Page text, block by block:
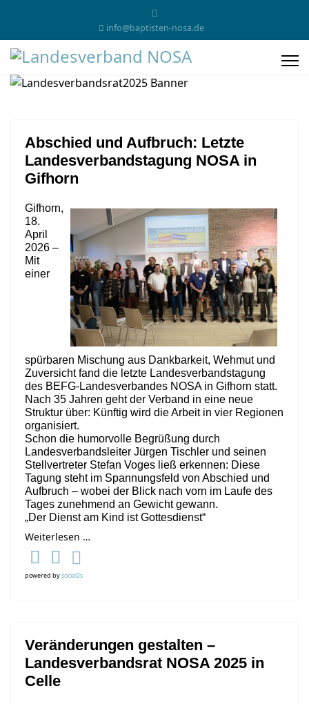
info@baptisten-nosa.de
Abschied und Aufbruch: Letzte
Landesverbandstagung NOSA in
Gifhorn
Gifhorn,
18.
April
2026 –
Mit
einer
spürbaren Mischung aus Dankbarkeit, Wehmut und
Zuversicht fand die letzte Landesverbandstagung
des BEFG-Landesverbandes NOSA in Gifhorn statt.
Nach 35 Jahren geht der Verband in eine neue
Struktur über: Künftig wird die Arbeit in vier Regionen
organisiert.
Schon die humorvolle Begrüßung durch
Landesverbandsleiter Jürgen Tischler und seinen
Stellvertreter Stefan Voges ließ erkennen: Diese
Tagung steht im Spannungsfeld von Abschied und
Aufbruch – wobei der Blick nach vorn im Laufe des
Tages zunehmend an Gewicht gewann.
„Der Dienst am Kind ist Gottesdienst“
Weiterlesen …
powered bysocial2s
Veränderungen gestalten –
Landesverbandsrat NOSA 2025 in
Celle